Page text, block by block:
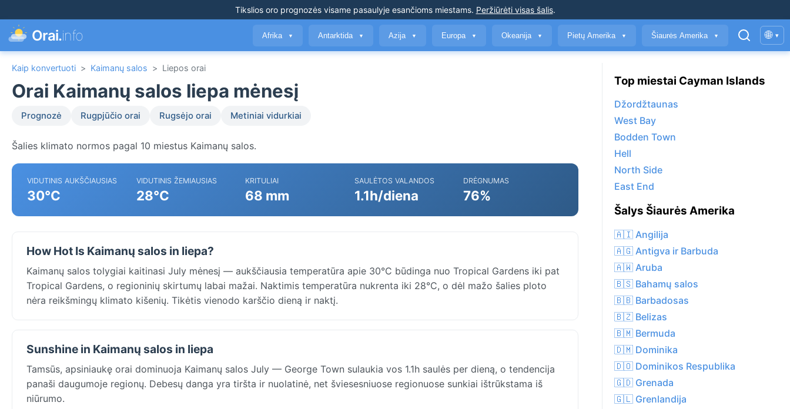
Tikslios oro prognozėsvisame pasaulyje esančioms miestams. Peržiūrėti visas šalis.
Orai.info Afrika ▼ Antarktida ▼ Azija ▼ Europa ▼ Okeanija ▼ Pietų Amerika ▼ Šiaurės Amerika ▼ 🌐 ▾
Kaip konvertuoti > Kaimanų salos > Liepos orai
Orai Kaimanų salos liepa mėnesį
Prognozė Rugpjūčio orai Rugsėjo orai Metiniai vidurkiai
Šalies klimato normos pagal 10 miestus Kaimanų salos.
VIDUTINIS AUKŠČIAUSIAS
30°C
VIDUTINIS ŽEMIAUSIAS
28°C
KRITULIAI
68 mm
SAULĖTOS VALANDOS
1.1h/diena
DRĖGNUMAS
76%
How Hot Is Kaimanų salos in liepa?
Kaimanų salos tolygiai kaitinasi July mėnesį — aukščiausia temperatūra apie 30°C būdinga nuo Tropical Gardens iki pat
Tropical Gardens, o regioninių skirtumų labai mažai. Naktimis temperatūra nukrenta iki 28°C, o dėl mažo šalies ploto
nėra reikšmingų klimato kišenių. Tikėtis vienodo karščio dieną ir naktį.
Sunshine in Kaimanų salos in liepa
Tamsūs, apsiniaukę orai dominuoja Kaimanų salos July — George Town sulaukia vos 1.1h saulės per dieną, o tendencija
panaši daugumoje regionų. Debesų danga yra tiršta ir nuolatinė, net šviesesniuose regionuose sunkiai ištrūkstama iš
niūrumo.
Top miestai Cayman Islands
Džordžtaunas
West Bay
Bodden Town
Hell
North Side
East End
Šalys Šiaurės Amerika
🇦🇮 Angilija
🇦🇬 Antigva ir Barbuda
🇦🇼 Aruba
🇧🇸 Bahamų salos
🇧🇧 Barbadosas
🇧🇿 Belizas
🇧🇲 Bermuda
🇩🇲 Dominika
🇩🇴 Dominikos Respublika
🇬🇩 Grenada
🇬🇱 Grenlandija